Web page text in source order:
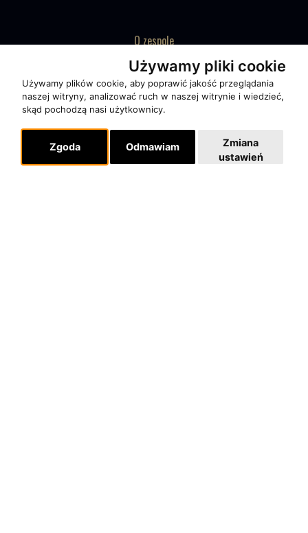
Używamy pliki cookie
Używamy plików cookie, aby poprawić jakość przeglądania
naszej witryny, analizować ruch w naszej witrynie i wiedzieć,
skąd pochodzą nasi użytkownicy.
Zgoda Odmawiam
Zmiana
ustawień
O zespole
MUZYKA I NUTY
NAGRODY
RECENZJE
Pomoc
KONTAKT